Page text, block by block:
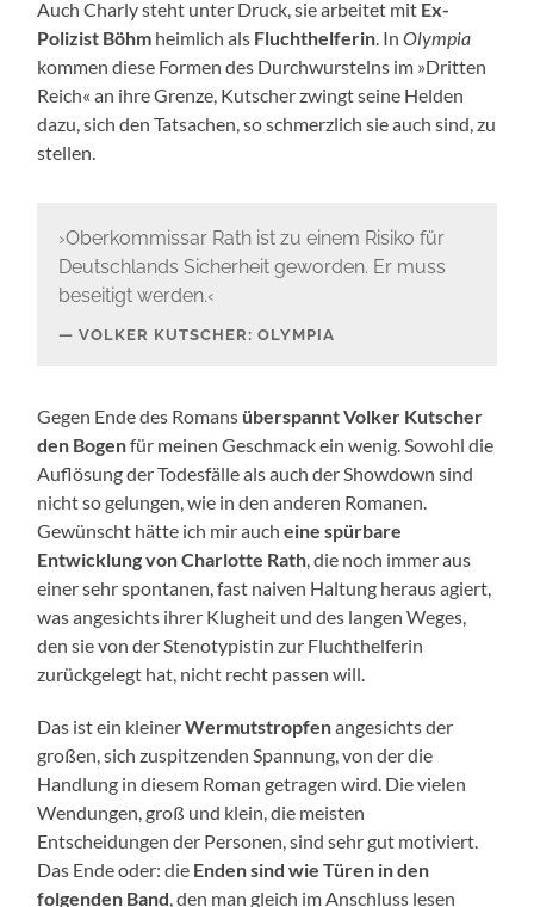
Auch Charly steht unter Druck, sie arbeitet mit Ex-
Polizist Böhm heimlich als Fluchthelferin. InOlympia
kommen diese Formen des Durchwurstelns im »Dritten
Reich« an ihre Grenze, Kutscher zwingt seine Helden
dazu, sich den Tatsachen, so schmerzlich sie auch sind, zu
stellen.
›Oberkommissar Rath ist zu einem Risiko für
Deutschlands Sicherheit geworden. Er muss
beseitigt werden.‹
VOLKER KUTSCHER: OLYMPIA
Gegen Ende des Romans überspannt Volker Kutscher
den Bogenfür meinen Geschmack ein wenig. Sowohl die
Auflösung der Todesfälle als auch der Showdown sind
nicht so gelungen, wie in den anderen Romanen.
Gewünscht hätte ich mir auch eine spürbare
Entwicklung von Charlotte Rath, die noch immer aus
einer sehr spontanen, fast naiven Haltung heraus agiert,
was angesichts ihrer Klugheit und des langen Weges,
den sie von der Stenotypistin zur Fluchthelferin
zurückgelegt hat, nicht recht passen will.
Das ist ein kleinerWermutstropfenangesichts der
großen, sich zuspitzenden Spannung, von der die
Handlung in diesem Roman getragen wird. Die vielen
Wendungen, groß und klein, die meisten
Entscheidungen der Personen, sind sehr gut motiviert.
Das Ende oder: die Enden sind wie Türen in den
folgenden Band, den man gleich im Anschluss lesen